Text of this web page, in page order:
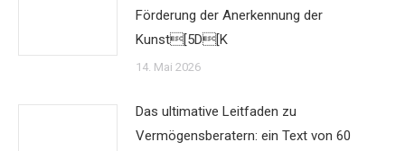
Förderung der Anerkennung der
Kunst[5D[K
14. Mai 2026
Das ultimative Leitfaden zu
Vermögensberatern: ein Text von 60